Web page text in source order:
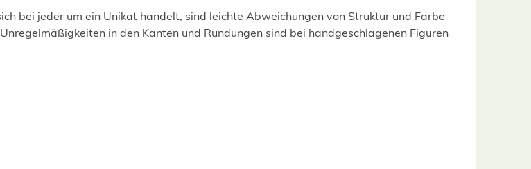
bei jeder um ein Unikat handelt, sind leichte Abweichungen von Struktur und Farbe
in den Kanten und Rundungen sind bei handgeschlagenen Figuren